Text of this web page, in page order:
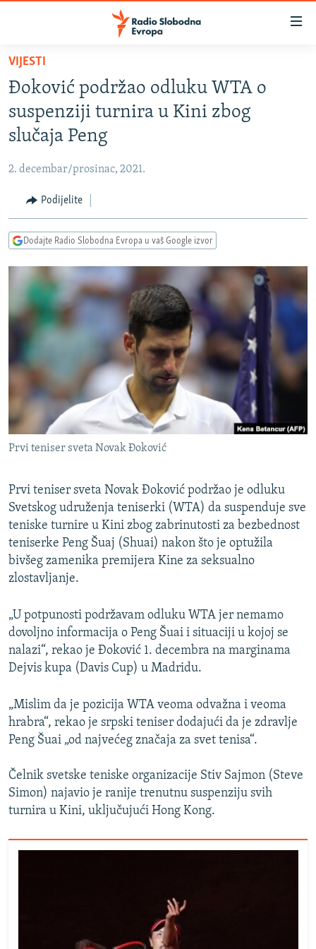
Pređite
glavni
sadržaj
Pređite
na
glavnu
Pređite
na
pretragu
VIJESTI
BOSNA I HERCEGOVINA
SRBIJA
KOSOVO
CRNA GORA
VIZUELNO
INFOGRAFIKE
RAT U UKRAJINI
KINA NA BALKANU
RSE PRIČE IZ SVIJETA
ISPRIČAJ MI
DNEVNO@RSE
SPECIJALI RSE
VIŠE OD NASLOVA
GENOCID U SREBRENICI
TV LIBERTY
POST SCRIPTUM
TRI DECENIJE OD RATA U BIH
SVE KARTE DEJTONA
NASTANAK I RASPAD JUGOSLAVIJE
PRATITE NAS
Sve RFE/RL stranice
VIJESTI
Đoković podržao odluku WTA o
suspenziji turnira u Kini zbog
slučaja Peng
2. decembar/prosinac, 2021.
Podijelite
Dodajte Radio Slobodna Evropa u vaš Google izvor
Prvi teniser sveta Novak Đoković
Prvi teniser sveta Novak Đoković podržao je odluku
Svetskog udruženja teniserki (WTA) da suspenduje sve
teniske turnire u Kini zbog zabrinutosti za bezbednost
teniserke Peng Šuaj (Shuai) nakon što je optužila
bivšeg zamenika premijera Kine za seksualno
zlostavljanje.
„U potpunosti podržavam odluku WTA jer nemamo
dovoljno informacija o Peng Šuai i situaciji u kojoj se
nalazi“, rekao je Đoković 1. decembra na marginama
Dejvis kupa (Davis Cup) u Madridu.
„Mislim da je pozicija WTA veoma odvažna i veoma
hrabra“, rekao je srpski teniser dodajući da je zdravlje
Peng Šuai „od najvećeg značaja za svet tenisa“.
Čelnik svetske teniske organizacije Stiv Sajmon (Steve
Simon) najavio je ranije trenutnu suspenziju svih
turnira u Kini, uključujući Hong Kong.